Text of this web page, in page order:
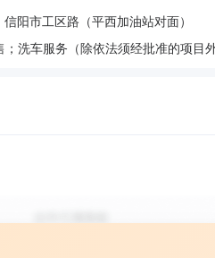
信阳市工区路（平西加油站对面）